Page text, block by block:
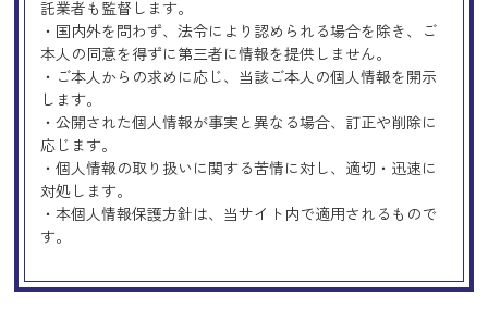
託業者も監督します。
・国内外を問わず、法令により認められる場合を除き、ご
本人の同意を得ずに第三者に情報を提供しません。
・ご本人からの求めに応じ、当該ご本人の個人情報を開示
します。
・公開された個人情報が事実と異なる場合、訂正や削除に
応じます。
・個人情報の取り扱いに関する苦情に対し、適切・迅速に
対処します。
・本個人情報保護方針は、当サイト内で適用されるもので
す。
Googleアナリティクスの使用につい